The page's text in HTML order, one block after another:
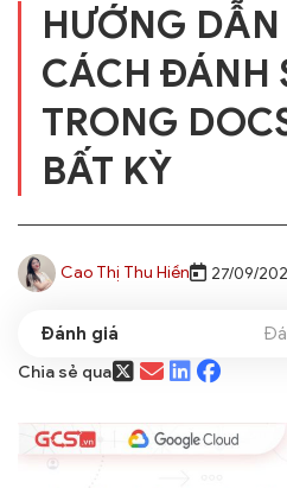
HƯỚNG
CÁCH ĐÁNH
TRONG
BẤT KỲ
Cao Thị Thu Hiền 27/09/
Chia sẻ qua